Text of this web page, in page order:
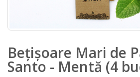
Bețișoare Mari de
Santo - Mentă (4